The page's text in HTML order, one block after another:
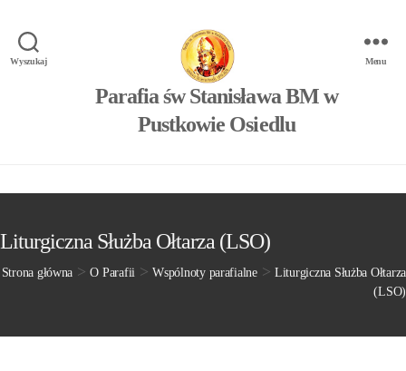
Wyszukaj
Parafia św Stanisława BM w
Pustkowie Osiedlu
Menu
Liturgiczna Służba Ołtarza (LSO)
Strona główna >O Parafii >Wspólnoty parafialne>Liturgiczna Służba Ołtarza
(LSO)